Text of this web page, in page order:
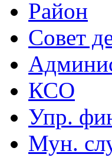
Район
Совет
КСО
Упр.
Мун.